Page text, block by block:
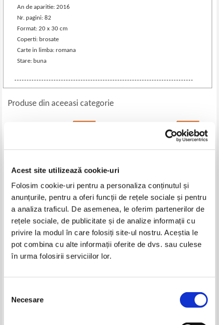
Acest site utilizează cookie-uri
Folosim cookie-uri pentru a personaliza conținutul și
anunțurile, pentru a oferi funcții de rețele sociale și pentru
a analiza traficul. De asemenea, le oferim partenerilor de
rețele sociale, de publicitate și de analize informații cu
privire la modul în care folosiți site-ul nostru. Aceștia le
pot combina cu alte informații oferite de dvs. sau culese
în urma folosirii serviciilor lor.
consimțământului
Necesare
An de aparitie: 2016
Nr. pagini: 82
Format: 20 x 30 cm
Coperti: brosate
Carte in limba: romana
Stare: buna
Produse din aceeasi categorie
Elie Ben Hanan - Elie Cohen,
Pret:19,00Lei 12,35 Lei
Adaugă în coș
Alberto Martini - Enigme
captivante ale istoriei
Pret:16,00Lei 10,40 Lei